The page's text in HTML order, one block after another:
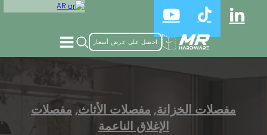
AR
احصل على عرض أسعار
مفصلات الخزانة, مفصلات الأثاث, مفصلات
الإغلاق الناعمة